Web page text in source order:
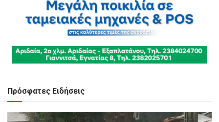
Πρόσφατες Ειδήσεις